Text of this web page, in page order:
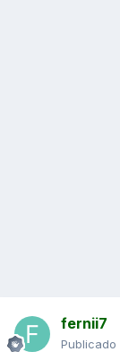
fernii7
Publicado